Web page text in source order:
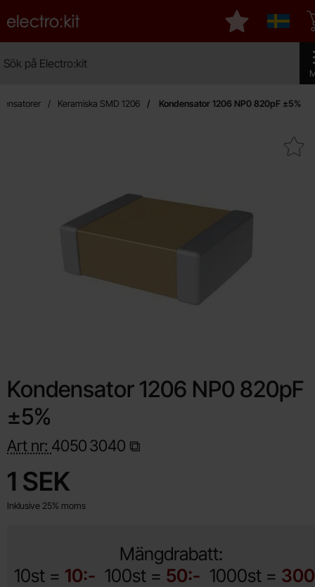
Startsidan för Electro:kit
Sverige
Mina favoriter
Keramiska SMD 1206 Kondensator 1206 NP0 820pF ±5%
Makera kondensator 1206
Kondensator 1206 NP0 820pF
±5%
Art nr: 40503040
pris
1 SEK
Inklusive 25% moms
Mängdrabatt:
10st = 10:- 100st = 50:- 1000st =